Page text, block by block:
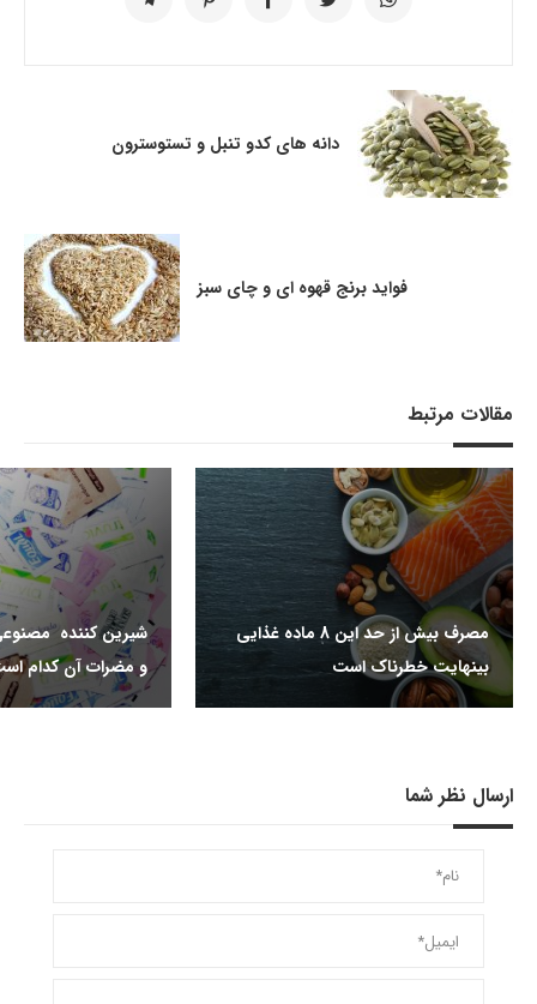
دانه های کدو تنبل و تستوسترون
فواید برنج قهوه ای و چای سبز
مقالات مرتبط
مصرف بیش از حد این 8 ماده غذایی
بینهایت خطرناک است
شیرین کننده
و مضرات آن کدام
ارسال نظر شما